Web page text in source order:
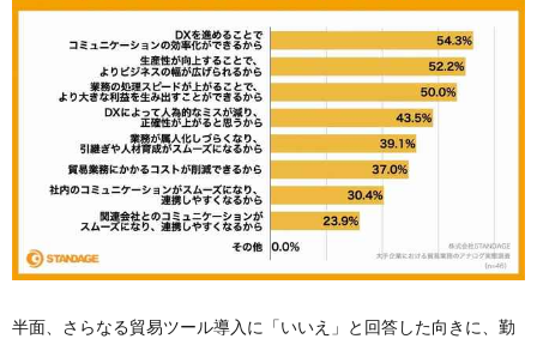
半面、さらなる貿易ツール導入に「いいえ」と回答した向きに、勤